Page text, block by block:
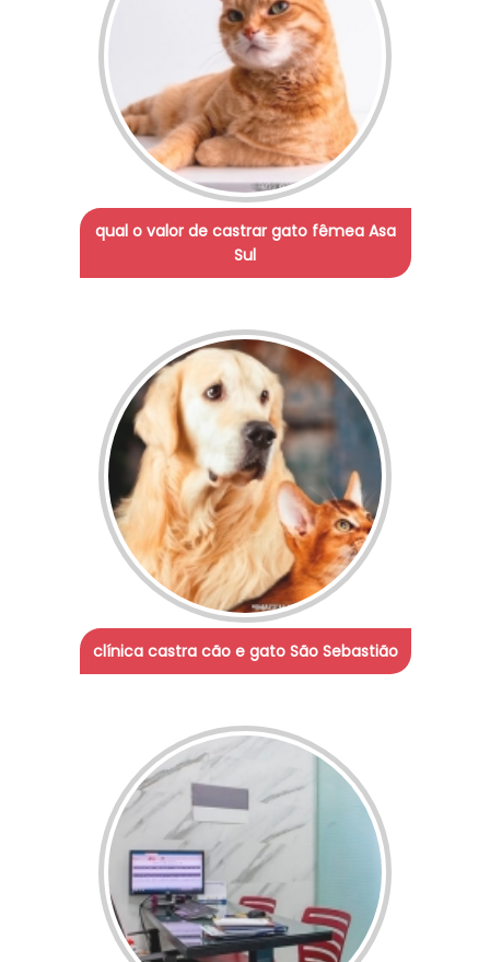
qual o valor de castrar gato fêmea Asa
Sul
clínica castra cão e gato São Sebastião